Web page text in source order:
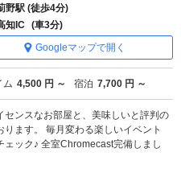
野駅 (徒歩4分)
知IC (車3分)
Googleマップで開く
ム 4,500 円 ～ 宿泊 7,700 円 ～
ンスなお部屋と、美味しいと評判の
ます。 毎月変わる楽しいイベント
ック♪ 全室Chromecast完備しまし